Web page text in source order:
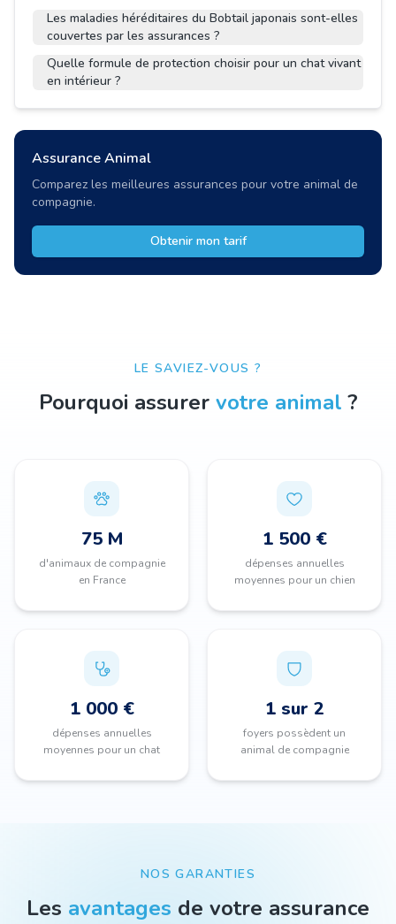
Les maladies héréditaires du Bobtail japonais sont-elles
couvertes par les assurances ?
Quelle formule de protection choisir pour un chat vivant
en intérieur ?
Assurance Animal
Comparez les meilleures assurances pour votre animal de
compagnie.
Obtenir mon tarif
LE SAVIEZ-VOUS ?
Pourquoi assurer votre animal ?
75 M
d'animaux de compagnie
en France
1 500 €
dépenses annuelles
moyennes pour un chien
1 000 €
dépenses annuelles
moyennes pour un chat
1 sur 2
foyers possèdent un
animal de compagnie
NOS GARANTIES
Les avantages de votre assurance